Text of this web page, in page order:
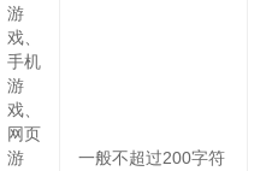
游
戏、
手机
游
戏、
网页
游
一般不超过200字符